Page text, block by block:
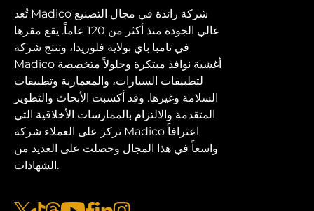
تُعد Madico شركة رائدة في مجال التصنيع
عالي الجودة منذ أكثر من 120 عاماً. يقع مقرها
في تامبا باي بولاية فلوريدا، وتنتج شركة
Madico أغشية نوافذ مبتكرة وحلولاً متخصصة
لتطبيقات السيارات، والمعمارية وتطبيقات
السلامة وغيرها. وقد أكسبت الأبحاث والتطوير
المتقدمة والالتزام بالممارسات الأخلاقية التي
تركز على العملاء شركة Madico اعترافاً
واسعاً في هذا المجال وحصلت على العديد من
الشهادات.